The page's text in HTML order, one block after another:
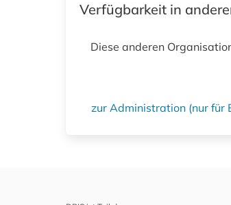
Verfügbarkeit in
Diese anderen
zur Administration (nur für